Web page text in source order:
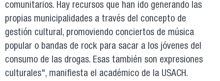
comunitarios. Hay recursos que han ido generando las
propias municipalidades a través del concepto de
gestión cultural, promoviendo conciertos de música
popular o bandas de rock para sacar a los jóvenes del
consumo de las drogas. Esas también son expresiones
culturales", manifiesta el académico de la USACH.